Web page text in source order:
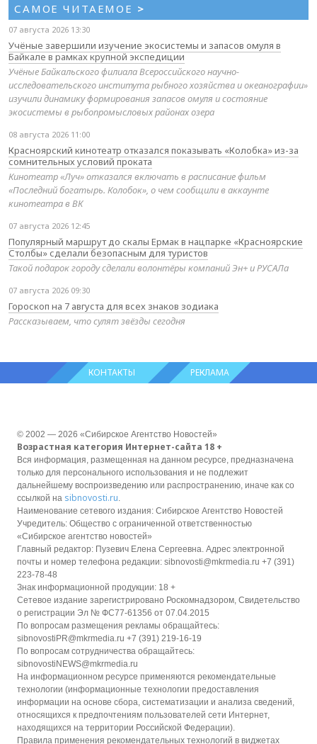
САМОЕ ЧИТАЕМОЕ >
07 августа 2026 13:30
Учёные завершили изучение экосистемы и запасов омуля в
Байкале в рамках крупной экспедиции
Учёные Байкальского филиала Всероссийского научно-
исследовательского института рыбного хозяйства и океанографии»
изучили динамику формирования запасов омуля и состояние
экосистемы в рыбопромысловых районах озера
08 августа 2026 11:00
Красноярский кинотеатр отказался показывать «Колобка» из-за
сомнительных условий проката
Кинотеатр «Луч» отказался включать в расписание фильм
«Последний богатырь. Колобок», о чем сообщили в аккаунте
кинотеатра в ВК
07 августа 2026 12:45
Популярный маршрут до скалы Ермак в нацпарке «Красноярские
Столбы» сделали безопасным для туристов
Такой подарок городу сделали волонтёры компаний Эн+ и РУСАЛа
07 августа 2026 09:30
Гороскоп на 7 августа для всех знаков зодиака
Рассказываем, что сулят звёзды сегодня
КОНТАКТЫ РЕКЛАМА
© 2002 — 2026 «Сибирское Агентство Новостей»
Возрастная категория Интернет-сайта 18 +
Вся информация, размещенная на данном ресурсе, предназначена
только для персонального использования и не подлежит
дальнейшему воспроизведению или распространению, иначе как со
ссылкой на sibnovosti.ru.
Наименование сетевого издания: Сибирское Агентство Новостей
Учредитель: Общество с ограниченной ответственностью
«Сибирское агентство новостей»
Главный редактор: Пузевич Елена Сергеевна. Адрес электронной
почты и номер телефона редакции: sibnovosti@mkrmedia.ru +7 (391)
223-78-48
Знак информационной продукции: 18 +
Сетевое издание зарегистрировано Роскомнадзором, Свидетельство
о регистрации Эл № ФС77-61356 от 07.04.2015
По вопросам размещения рекламы обращайтесь:
sibnovostiPR@mkrmedia.ru +7 (391) 219-16-19
По вопросам сотрудничества обращайтесь:
sibnovostiNEWS@mkrmedia.ru
На информационном ресурсе применяются рекомендательные
технологии (информационные технологии предоставления
информации на основе сбора, систематизации и анализа сведений,
относящихся к предпочтениям пользователей сети Интернет,
находящихся на территории Российской Федерации).
Правила применения рекомендательных технологий в виджетах